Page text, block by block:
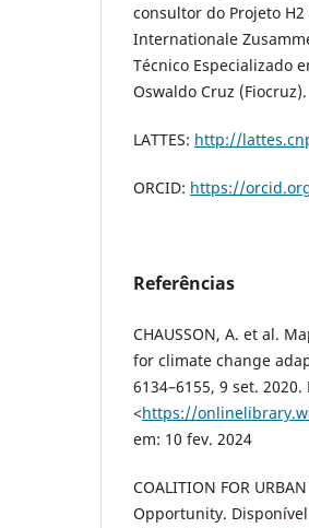
consultor do Projeto
Internationale
Técnico Especializado
Oswaldo Cruz (Fiocruz).
LATTES: http://
ORCID: https://
Referências
CHAUSSON, A. et al.
for climate change
6134–6155, 9 set.
<https://
em: 10 fev. 2024
COALITION FOR
Opportunity.